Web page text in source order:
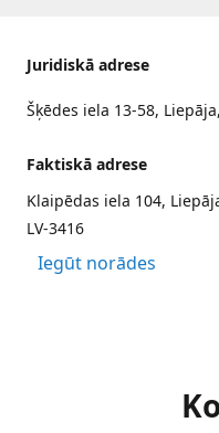
Juridiskā adrese
Šķēdes iela 13-58,
Faktiskā adrese
Klaipēdas iela 104,
LV-3416
Iegūt norādes